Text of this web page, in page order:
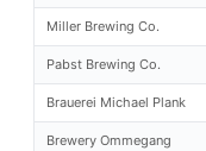
Miller Brewing Co.
Pabst Brewing Co.
Brauerei Michael Plank
Brewery Ommegang